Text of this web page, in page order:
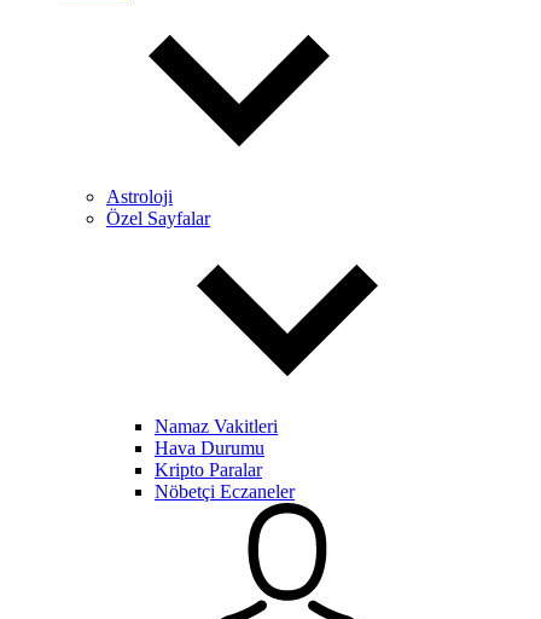
Astroloji
Özel Sayfalar
Namaz Vakitleri
Hava Durumu
Kripto Paralar
Nöbetçi Eczaneler